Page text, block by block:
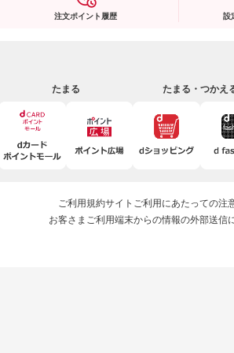
注文ポイント履歴 設
たまる たまる・つかえ
ご利用規約サイトご利用にあたっての注
お客さまご利用端末からの情報の外部送信